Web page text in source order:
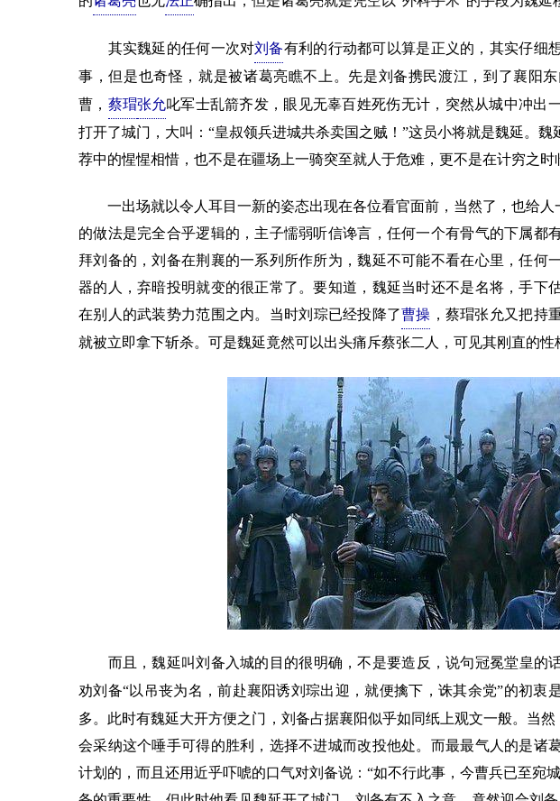
其实魏延的任何一次对刘备有利的行动都可以算是正义的，其实仔细
事，但是也奇怪，就是被诸葛亮瞧不上。先是刘备携民渡江，到了襄阳
曹， 蔡瑁张允叱军士乱箭齐发，眼见无辜百姓死伤无计，突然从城中冲出
打开了城门，大叫：“皇叔领兵进城共杀卖国之贼！”这员小将就是魏延。魏
荐中的惺惺相惜，也不是在疆场上一骑突至就人于危难，更不是在计穷之时
一出场就以令人耳目一新的姿态出现在各位看官面前，当然了，也给人
的做法是完全合乎逻辑的，主子懦弱听信谗言，任何一个有骨气的下属都
拜刘备的，刘备在荆襄的一系列所作所为，魏延不可能不看在心里，任何
器的人，弃暗投明就变的很正常了。要知道，魏延当时还不是名将，手下
在别人的武装势力范围之内。当时刘琮已经投降了曹操 ，蔡瑁张允又把持
就被立即拿下斩杀。可是魏延竟然可以出头痛斥蔡张二人，可见其刚直的性
而且，魏延叫刘备入城的目的很明确，不是要造反，说句冠冕堂皇的
劝刘备“以吊丧为名，前赴襄阳诱刘琮出迎，就便擒下，诛其余党”的初衷
多。此时有魏延大开方便之门，刘备占据襄阳似乎如同纸上观文一般。当
会采纳这个唾手可得的胜利，选择不进城而改投他处。而最最气人的是诸
计划的，而且还用近乎吓唬的口气对刘备说：“如不行此事，今曹兵已至宛